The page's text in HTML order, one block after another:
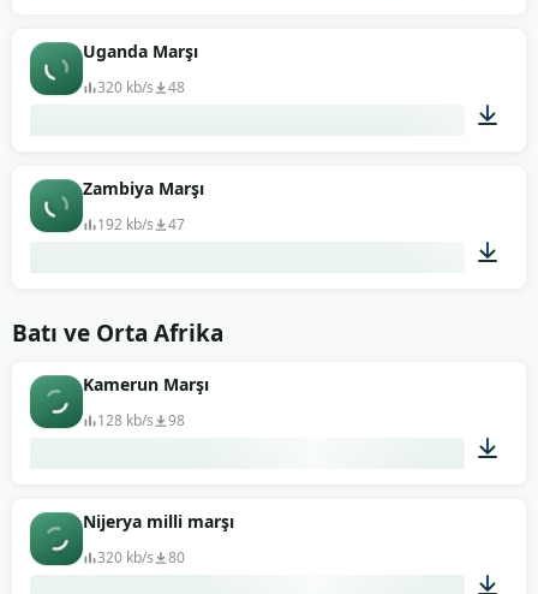
Uganda Marşı
320 kb/s 48
Zambiya Marşı
192 kb/s 47
Batı ve Orta Afrika
Kamerun Marşı
128 kb/s 98
Nijerya milli marşı
320 kb/s 80